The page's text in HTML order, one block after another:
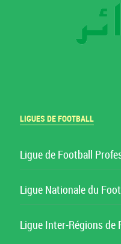
LIGUES DE FOOTBALL
Ligue de Football
Ligue Nationale du
Ligue Inter-Régions de